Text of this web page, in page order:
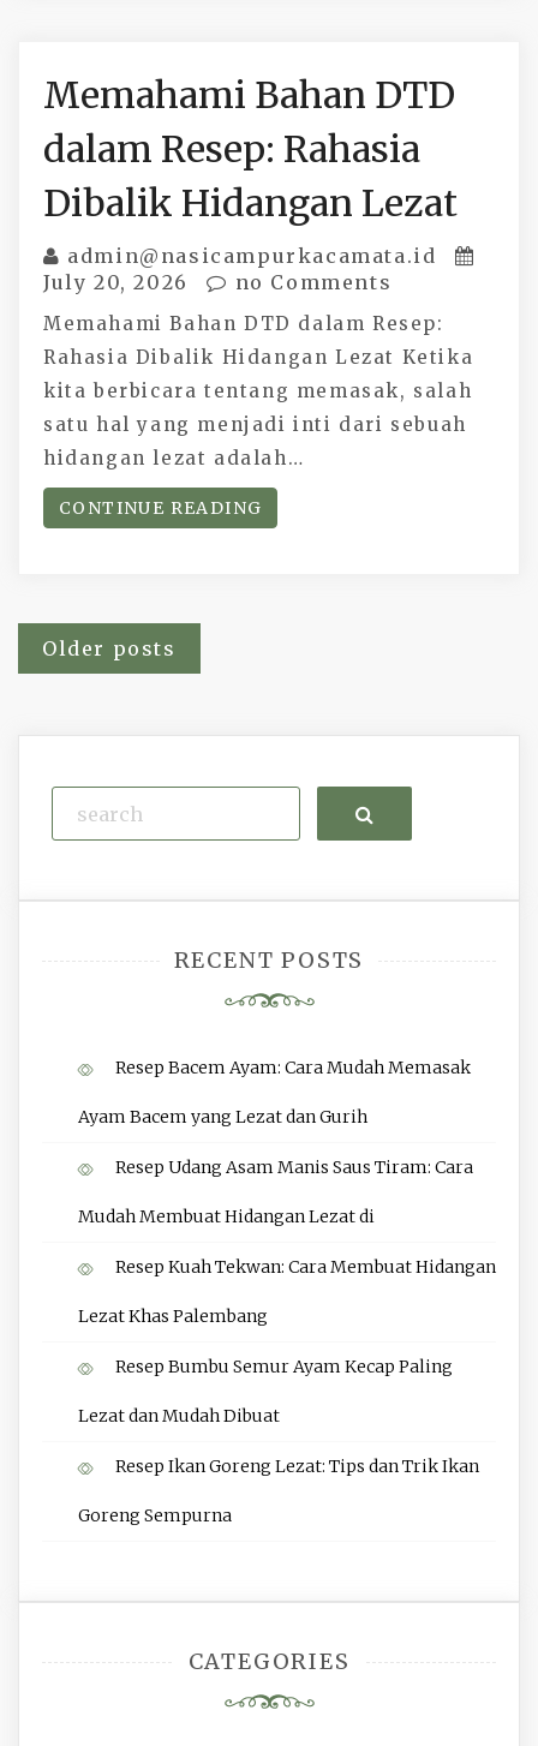
Memahami Bahan DTD
dalam Resep: Rahasia
Dibalik Hidangan Lezat
admin@nasicampurkacamata.id
July 20, 2026
no Comments
Memahami Bahan DTD dalam Resep:
Rahasia Dibalik Hidangan Lezat Ketika
kita berbicara tentang memasak, salah
satu hal yang menjadi inti dari sebuah
hidangan lezat adalah…
CONTINUE READING
Posts
Older posts
Search
RECENT POSTS
Resep Bacem Ayam: Cara Mudah Memasak
Ayam Bacem yang Lezat dan Gurih
Resep Udang Asam Manis Saus Tiram: Cara
Mudah Membuat Hidangan Lezat di
Resep Kuah Tekwan: Cara Membuat Hidangan
Lezat Khas Palembang
Resep Bumbu Semur Ayam Kecap Paling
Lezat dan Mudah Dibuat
Resep Ikan Goreng Lezat: Tips dan Trik Ikan
Goreng Sempurna
CATEGORIES